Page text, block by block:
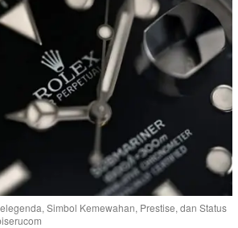
Simbol Kemewahan, Prestise, dan Status